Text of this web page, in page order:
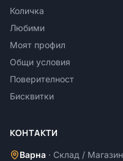
Количка
Любими
Моят профил
Общи условия
Поверителност
Бисквитки
КОНТАКТИ
Варна · Склад / Магазин